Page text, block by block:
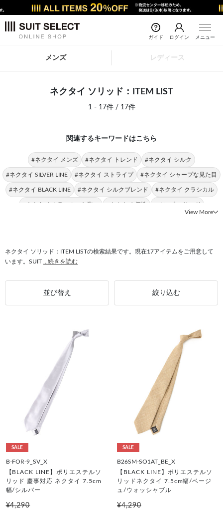
ガイド ログイン メニュー
メンズ レディース
ネクタイ ソリッド：ITEM LIST
1 - 17件 / 17件
関連するキーワードはこちら
#ネクタイ メンズ #ネクタイ トレンド #ネクタイ シルク
#ネクタイ SILVER LINE #ネクタイ ストライプ #ネクタイ シャープな見た目
#ネクタイ BLACK LINE #ネクタイ シルクブレンド #ネクタイ クラシカル
#ネクタイ クラシカルな装い #ネクタイ 個性 #メンズ ソリッド
#ソリッド SILVER LINE #ソリッド 上品
View More
ネクタイ ソリッド：ITEM LISTの検索結果です。現在17アイテムをご用意して
います。SUIT
...続きを読む
並び替え 絞り込む
SALE
B-FOR-9_SV_X
【BLACK LINE】ポリエステルソ
リッド 慶事対応 ネクタイ 7.5cm
幅/シルバー
¥4,290
SALE
B26SM-SO1AT_BE_X
【BLACK LINE】ポリエステルソ
リッドネクタイ 7.5cm幅/ベージ
ュ/ウォッシャブル
¥4,290